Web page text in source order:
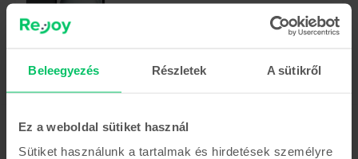
Beleegyezés Részletek A sütikről
Ez a weboldal sütiket használ
Sütiket használunk a tartalmak és hirdetések személyre